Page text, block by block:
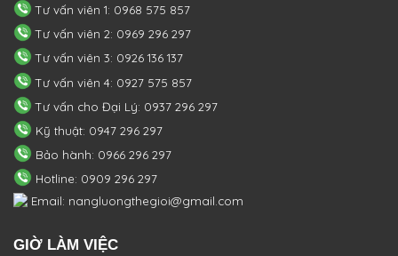
Tư vấn viên 1: 0968 575 857
Tư vấn viên 2: 0969 296 297
Tư vấn viên 3: 0926 136 137
Tư vấn viên 4: 0927 575 857
Tư vấn cho Đại Lý: 0937 296 297
Kỹ thuật: 0947 296 297
Bảo hành: 0966 296 297
Hotline: 0909 296 297
Email: nangluongthegioi@gmail.com
GIỜ LÀM VIỆC